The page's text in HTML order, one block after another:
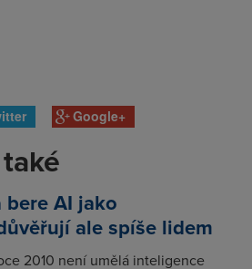
Google+
bere AI jako
ale spíše lidem
2010 není umělá inteligence